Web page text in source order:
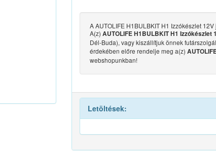
A AUTOLIFE H1BULBKIT H1 Izzókészlet
A(z) AUTOLIFE H1BULBKIT H1 Izzókészlet
Dél-Buda), vagy kiszállítjuk önnek
érdekében előre rendelje meg a(z)
webshopunkban!
Letöltések: